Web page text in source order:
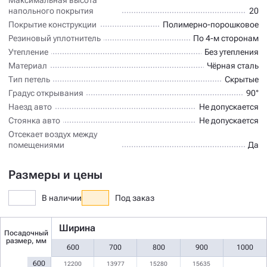
напольного покрытия
20
Покрытие конструкции
Полимерно-порошковое
Резиновый уплотнитель
По 4-м сторонам
Утепление
Без утепления
Материал
Чёрная сталь
Тип петель
Скрытые
Градус открывания
90°
Наезд авто
Не допускается
Стоянка авто
Не допускается
Отсекает воздух между
помещениями
Да
Размеры и цены
В наличии Под заказ
Посадочный
размер, мм
Ширина
600 700 800 900
1000
600
12200 13977 15280 15635